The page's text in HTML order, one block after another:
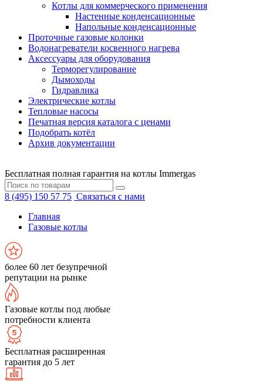
Котлы для коммерческого применения
Настенные конденсационные
Напольные конденсационные
Проточные газовые колонки
Водонагреватели косвенного нагрева
Аксессуары для оборудования
Терморегулирование
Дымоходы
Гидравлика
Электрические котлы
Тепловые насосы
Печатная версия каталога с ценами
Подобрать котёл
Архив документации
Бесплатная полная гарантия на котлы Immergas
8 (495) 150 57 75 Связаться с нами
Главная
Газовые котлы
более 60 лет безупречной
репутации на рынке
Газовые котлы под любые
потребности клиента
Бесплатная расширенная
гарантия до 5 лет